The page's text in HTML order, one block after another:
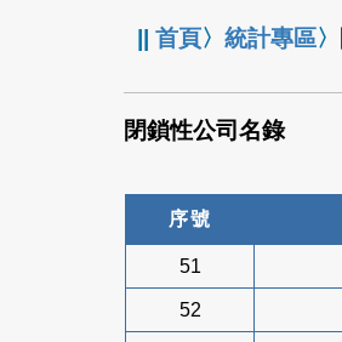
||首頁〉統計專區〉
閉鎖性公司名錄
序號
51
52